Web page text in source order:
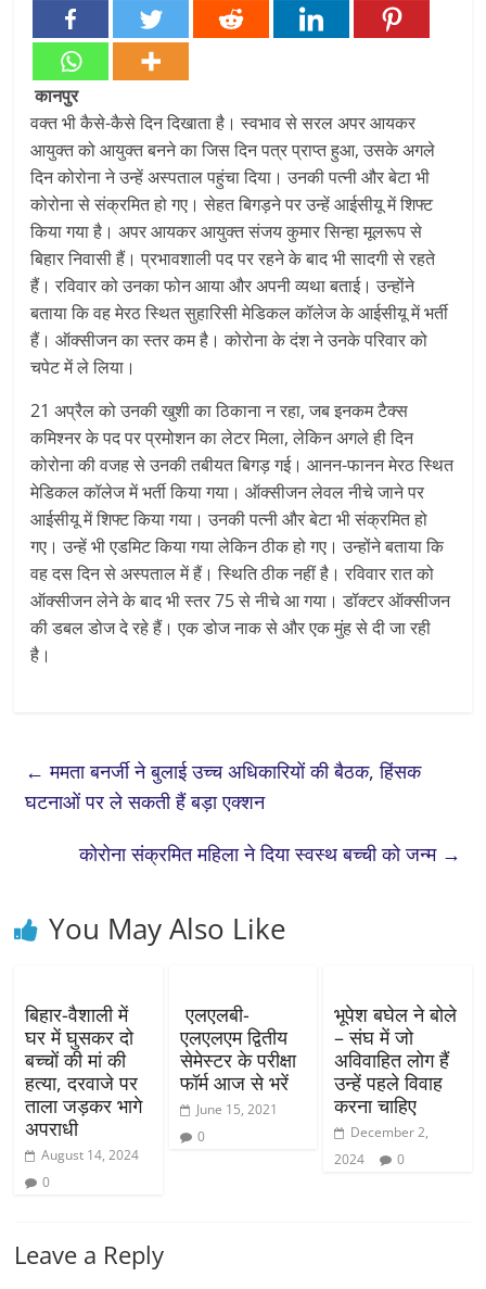
कानपुर
वक्त भी कैसे-कैसे दिन दिखाता है। स्वभाव से सरल अपर आयकर
आयुक्त को आयुक्त बनने का जिस दिन पत्र प्राप्त हुआ, उसके अगले
दिन कोरोना ने उन्हें अस्पताल पहुंचा दिया। उनकी पत्नी और बेटा भी
कोरोना से संक्रमित हो गए। सेहत बिगड़ने पर उन्हें आईसीयू में शिफ्ट
किया गया है। अपर आयकर आयुक्त संजय कुमार सिन्हा मूलरूप से
बिहार निवासी हैं। प्रभावशाली पद पर रहने के बाद भी सादगी से रहते
हैं। रविवार को उनका फोन आया और अपनी व्यथा बताई। उन्होंने
बताया कि वह मेरठ स्थित सुहारिसी मेडिकल कॉलेज के आईसीयू में भर्ती
हैं। ऑक्सीजन का स्तर कम है। कोरोना के दंश ने उनके परिवार को
चपेट में ले लिया।
21 अप्रैल को उनकी खुशी का ठिकाना न रहा, जब इनकम टैक्स
कमिश्नर के पद पर प्रमोशन का लेटर मिला, लेकिन अगले ही दिन
कोरोना की वजह से उनकी तबीयत बिगड़ गई। आनन-फानन मेरठ स्थित
मेडिकल कॉलेज में भर्ती किया गया। ऑक्सीजन लेवल नीचे जाने पर
आईसीयू में शिफ्ट किया गया। उनकी पत्नी और बेटा भी संक्रमित हो
गए। उन्हें भी एडमिट किया गया लेकिन ठीक हो गए। उन्होंने बताया कि
वह दस दिन से अस्पताल में हैं। स्थिति ठीक नहीं है। रविवार रात को
ऑक्सीजन लेने के बाद भी स्तर 75 से नीचे आ गया। डॉक्टर ऑक्सीजन
की डबल डोज दे रहे हैं। एक डोज नाक से और एक मुंह से दी जा रही
है।
← ममता बनर्जी ने बुलाई उच्च अधिकारियों की बैठक, हिंसक
घटनाओं पर ले सकती हैं बड़ा एक्शन
कोरोना संक्रमित महिला ने दिया स्वस्थ बच्ची को जन्म →
You May Also Like
बिहार-वैशाली में
घर में घुसकर दो
बच्चों की मां की
हत्या, दरवाजे पर
ताला जड़कर भागे
अपराधी
August 14, 2024
0
एलएलबी-
एलएलएम द्वितीय
सेमेस्टर के परीक्षा
फॉर्म आज से भरें
June 15, 2021
0
भूपेश बघेल ने बोले
– संघ में जो
अविवाहित लोग हैं
उन्हें पहले विवाह
करना चाहिए
December 2,
2024
0
Leave a Reply